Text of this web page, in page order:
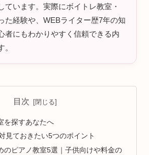
ています。実際にボイトレ教室・
た経験や、WEBライター歴7年の知
者にもわかりやすく信頼できる内
目次
を探すあなたへ
見ておきたい5つのポイント
のピアノ教室5選｜子供向けや料金の